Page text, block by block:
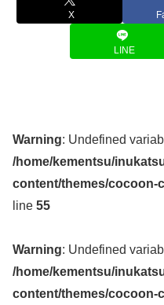
X
LINE
Warning: Undefined
/home/kementsu/
content/themes/cocoon-
line 55
Warning: Undefined
/home/kementsu/
content/themes/cocoon-